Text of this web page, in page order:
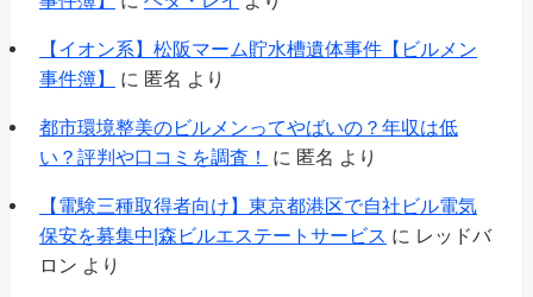
【イオン系】松阪マーム貯水槽遺体事件【ビルメン
事件簿】
に 匿名 より
都市環境整美のビルメンってやばいの？年収は低
い？評判や口コミを調査！
に 匿名 より
【電験三種取得者向け】東京都港区で自社ビル電気
保安を募集中|森ビルエステートサービス に レッドバ
ロン より